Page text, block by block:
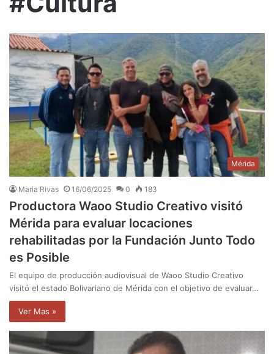
Mérida
Maria Rivas 16/06/2025 0 183
Productora Waoo Studio Creativo visitó
Mérida para evaluar locaciones
rehabilitadas por la Fundación Junto Todo
es Posible
El equipo de producción audiovisual de Waoo Studio Creativo
visitó el estado Bolivariano de Mérida con el objetivo de evaluar…
Ver Mas »